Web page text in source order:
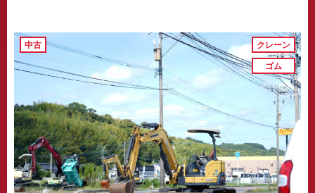
中古
クレーン
ゴム